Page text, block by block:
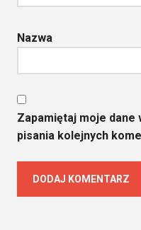
Nazwa
Zapamiętaj moje
pisania kolejnych